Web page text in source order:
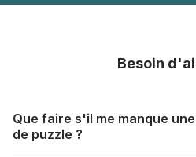
Besoin
Que faire s'il me manque
de puzzle ?